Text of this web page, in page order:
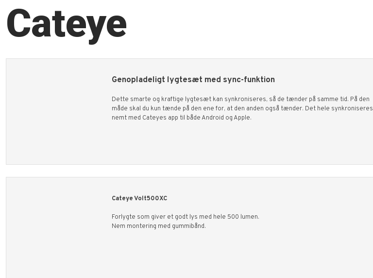
Cateye​
Genopladeligt lygtesæt med sync-funktion
Dette smarte og kraftige lygtesæt kan synkroniseres, så de tænder på samme tid. På den
måde skal du kun tænde på den ene for, at den anden også tænder. Det hele synkroniseres
nemt med Cateyes app til både Android og Apple.
Cateye Volt500XC
Forlygte som giver et godt lys med hele 500 lumen.
Nem montering med gummibånd.